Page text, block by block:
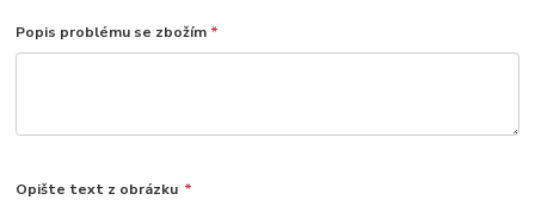
Popis problému se zbožím *
Opište text z obrázku *